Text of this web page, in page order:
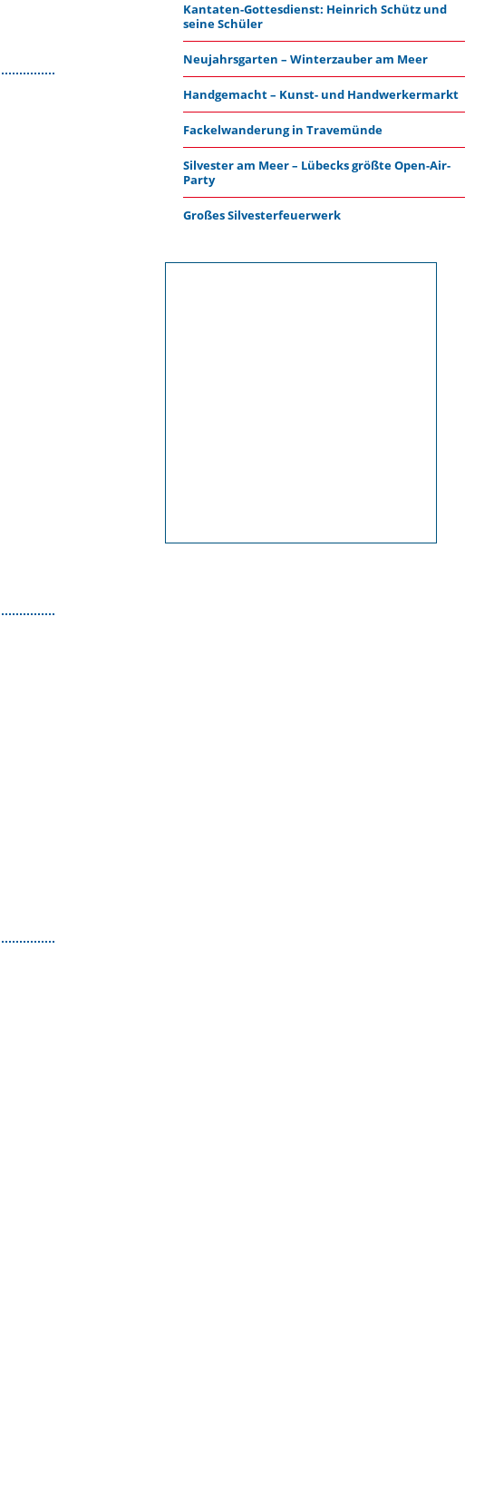
Kantaten-Gottesdienst: Heinrich Schütz und
seine Schüler
Neujahrsgarten – Winterzauber am Meer
Handgemacht – Kunst- und Handwerkermarkt
Fackelwanderung in Travemünde
Silvester am Meer – Lübecks größte Open-Air-
Party
Großes Silvesterfeuerwerk